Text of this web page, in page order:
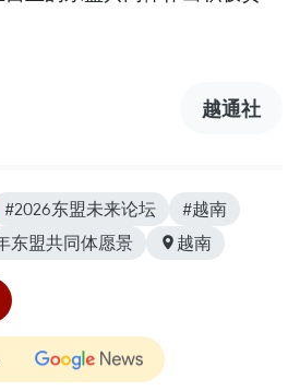
越通社
#2026东盟未来论坛
#越南
东盟共同体愿景 越南